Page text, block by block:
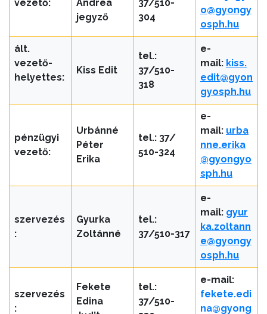
ÜGYINTÉZÉS
TESTÜLETI
ANYAGOK
KISTÉRSÉG
GEOTERM-
vezető:
Andrea
jegyző
37/510-
304
o@gyongy
osph.hu
ált.
vezető-
helyettes:
Kiss Edit
tel.:
37/510-
318
e-
mail: kiss.
edit@gyon
gyosph.hu
pénzügyi
vezető:
Urbánné
Péter
Erika
tel.: 37/
510-324
e-
mail: urba
nne.erika
@gyongyo
sph.hu
szervezés
:
Gyurka
Zoltánné
tel.:
37/510-317
e-
mail: gyur
ka.zoltann
e@gyongy
osph.hu
szervezés
:
Fekete
Edina
tel.:
37/510-
e-mail:
fekete.edi
na@gyong